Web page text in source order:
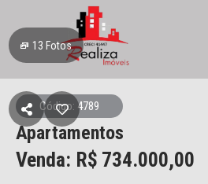
13 Fotos
Código: 4789
Apartamentos
Venda: R$ 734.000,00